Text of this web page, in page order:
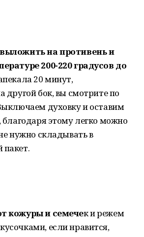
на противень и
200-220 градусов до
20 минут,
другой бок, вы смотрите по
духовку и оставим
этому легко можно
нужно складывать в
пакет.
кожуры и семечек и режем
если нравится,